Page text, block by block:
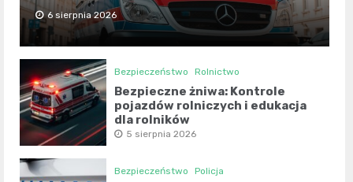
6 sierpnia 2026
Bezpieczeństwo Rolnictwo
Bezpieczne żniwa: Kontrole
pojazdów rolniczych i edukacja
dla rolników
5 sierpnia 2026
Bezpieczeństwo Policja